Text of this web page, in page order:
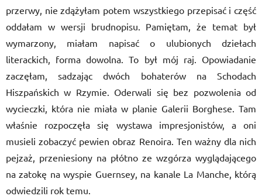
przerwy, nie zdążyłam potem wszystkiego przepisać i część
oddałam w wersji brudnopisu. Pamiętam, że temat był
wymarzony, miałam napisać o ulubionych dziełach
literackich, forma dowolna. To był mój raj. Opowiadanie
zaczęłam, sadzając dwóch bohaterów na Schodach
Hiszpańskich w Rzymie. Oderwali się bez pozwolenia od
wycieczki, która nie miała w planie Galerii Borghese. Tam
właśnie rozpoczęła się wystawa impresjonistów, a oni
musieli zobaczyć pewien obraz Renoira. Ten ważny dla nich
pejzaż, przeniesiony na płótno ze wzgórza wyglądającego
na zatokę na wyspie Guernsey, na kanale La Manche, którą
odwiedzili rok temu.